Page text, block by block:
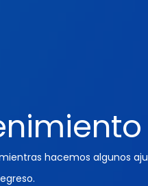
hacemos algunos